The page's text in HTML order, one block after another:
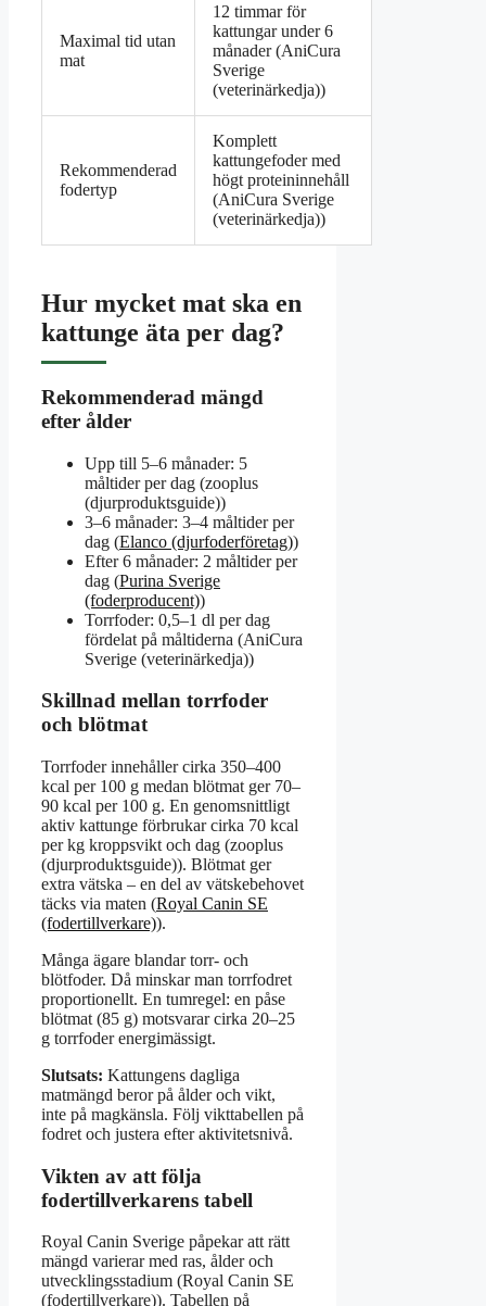
Maximal tid utan
mat
12 timmar för
kattungar under 6
månader (AniCura
Sverige
(veterinärkedja))
Rekommenderad
fodertyp
Komplett
kattungefoder med
högt proteininnehåll
(AniCura Sverige
(veterinärkedja))
Hur mycket mat ska en
kattunge äta per dag?
Rekommenderad mängd
efter ålder
Upp till 5–6 månader: 5
måltider per dag (zooplus
(djurproduktsguide))
3–6 månader: 3–4 måltider per
dag (Elanco (djurfoderföretag))
Efter 6 månader: 2 måltider per
dag (Purina Sverige
(foderproducent))
Torrfoder: 0,5–1 dl per dag
fördelat på måltiderna (AniCura
Sverige (veterinärkedja))
Skillnad mellan torrfoder
och blötmat
Torrfoder innehåller cirka 350–400
kcal per 100 g medan blötmat ger 70–
90 kcal per 100 g. En genomsnittligt
aktiv kattunge förbrukar cirka 70 kcal
per kg kroppsvikt och dag (zooplus
(djurproduktsguide)). Blötmat ger
extra vätska – en del av vätskebehovet
täcks via maten (Royal Canin SE
(fodertillverkare)).
Många ägare blandar torr- och
blötfoder. Då minskar man torrfodret
proportionellt. En tumregel: en påse
blötmat (85 g) motsvarar cirka 20–25
g torrfoder energimässigt.
Slutsats: Kattungens dagliga
matmängd beror på ålder och vikt,
inte på magkänsla. Följ vikttabellen på
fodret och justera efter aktivitetsnivå.
Vikten av att följa
fodertillverkarens tabell
Royal Canin Sverige påpekar att rätt
mängd varierar med ras, ålder och
utvecklingsstadium (Royal Canin SE
(fodertillverkare)). Tabellen på